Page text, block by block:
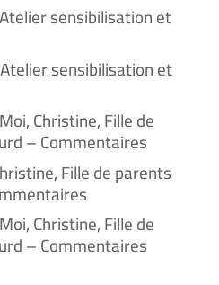
Atelier sensibilisation et
Atelier sensibilisation et
Moi, Christine, Fille de
– Commentaires
Fille de parents
Moi, Christine, Fille de
– Commentaires